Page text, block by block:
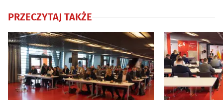
PRZECZYTAJ TAKŻE